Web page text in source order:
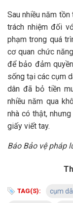
Sau nhiều năm
trách nhiệm đối
phạm trong quá
cơ quan chức
để bảo đảm
sống tại các cụm
dân đã bỏ tiền
nhiều năm qua
nhà có thật,
giấy viết tay.
Báo Bảo vệ pháp
TAG(S): cụm